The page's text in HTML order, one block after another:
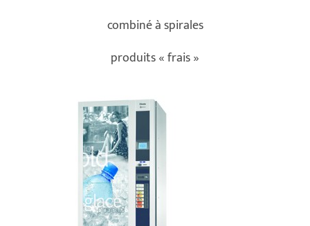
combiné à spirales
produits « frais »